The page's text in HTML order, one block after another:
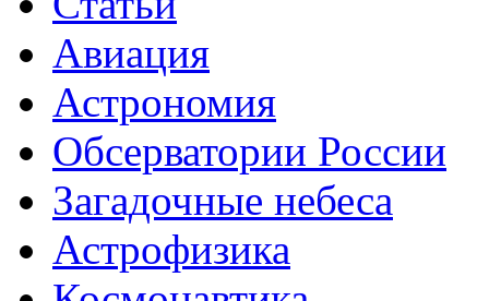
Авиация
Астрономия
Обсерватории России
Загадочные небеса
Астрофизика